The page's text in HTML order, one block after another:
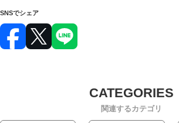
SNSでシェア
関連するカテゴリ